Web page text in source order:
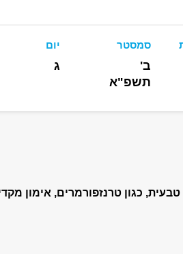
סמסטר
ב'
תשפ"א
יום
ג
כגון טרנזפורמרים, אימון